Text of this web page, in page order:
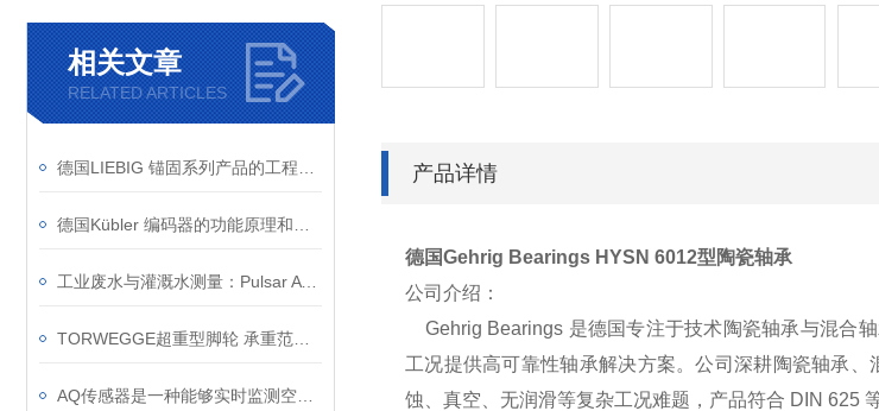
相关文章
RELATED ARTICLES
工业废水与灌溉水测量：Pulsar AVFM 6.1 面积速度流量计安装与调试要点
产品详情
德国Gehrig Bearings HYSN 6012型陶瓷轴承
公司介绍：
Gehrig Bearings 是德国专注于技术陶瓷轴承与混合
工况提供高可靠性轴承解决方案。公司深耕陶瓷轴承
蚀、真空、无润滑等复杂工况难题，产品符合 DIN 625